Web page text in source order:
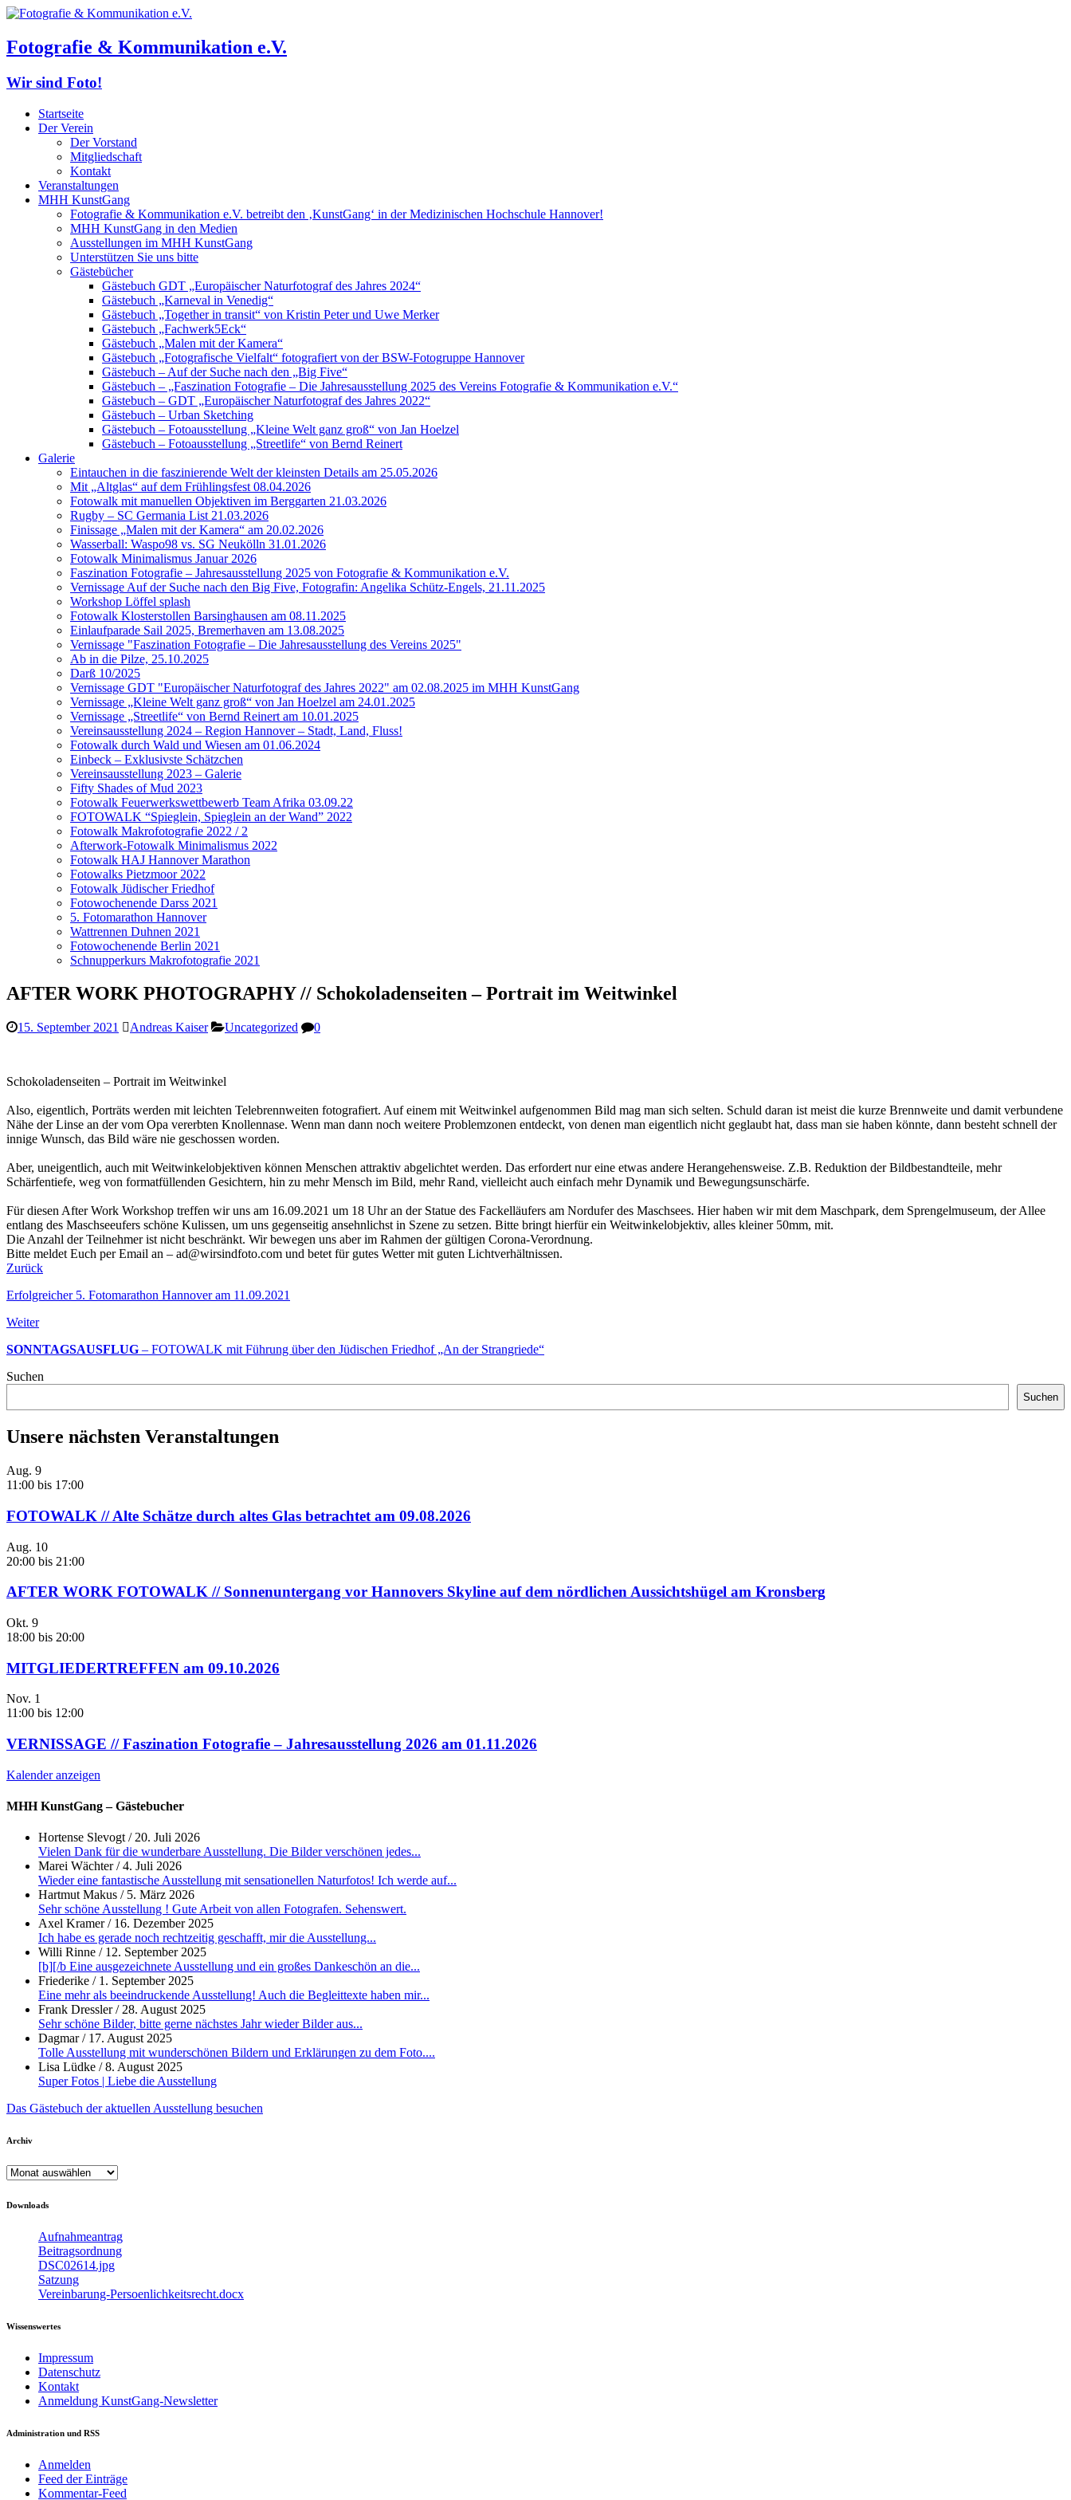
Fotografie & Kommunikation e.V.
Wir sind Foto!
Startseite
Der Verein
Der Vorstand
Mitgliedschaft
Kontakt
Veranstaltungen
MHH KunstGang
Fotografie & Kommunikation e.V. betreibt den ‚KunstGang‘ in der Medizinischen Hochschule Hannover!
MHH KunstGang in den Medien
Ausstellungen im MHH KunstGang
Unterstützen Sie uns bitte
Gästebücher
Gästebuch GDT „Europäischer Naturfotograf des Jahres 2024“
Gästebuch „Karneval in Venedig“
Gästebuch „Together in transit“ von Kristin Peter und Uwe Merker
Gästebuch „Fachwerk5Eck“
Gästebuch „Malen mit der Kamera“
Gästebuch „Fotografische Vielfalt“ fotografiert von der BSW-Fotogruppe Hannover
Gästebuch – Auf der Suche nach den „Big Five“
Gästebuch – „Faszination Fotografie – Die Jahresausstellung 2025 des Vereins Fotografie & Kommunikation e.V.“
Gästebuch – GDT „Europäischer Naturfotograf des Jahres 2022“
Gästebuch – Urban Sketching
Gästebuch – Fotoausstellung „Kleine Welt ganz groß“ von Jan Hoelzel
Gästebuch – Fotoausstellung „Streetlife“ von Bernd Reinert
Galerie
Eintauchen in die faszinierende Welt der kleinsten Details am 25.05.2026
Mit „Altglas“ auf dem Frühlingsfest 08.04.2026
Fotowalk mit manuellen Objektiven im Berggarten 21.03.2026
Rugby – SC Germania List 21.03.2026
Finissage „Malen mit der Kamera“ am 20.02.2026
Wasserball: Waspo98 vs. SG Neukölln 31.01.2026
Fotowalk Minimalismus Januar 2026
Faszination Fotografie – Jahresausstellung 2025 von Fotografie & Kommunikation e.V.
Vernissage Auf der Suche nach den Big Five, Fotografin: Angelika Schütz-Engels, 21.11.2025
Workshop Löffel splash
Fotowalk Klosterstollen Barsinghausen am 08.11.2025
Einlaufparade Sail 2025, Bremerhaven am 13.08.2025
Vernissage "Faszination Fotografie – Die Jahresausstellung des Vereins 2025"
Ab in die Pilze, 25.10.2025
Darß 10/2025
Vernissage GDT "Europäischer Naturfotograf des Jahres 2022" am 02.08.2025 im MHH KunstGang
Vernissage „Kleine Welt ganz groß“ von Jan Hoelzel am 24.01.2025
Vernissage „Streetlife“ von Bernd Reinert am 10.01.2025
Vereinsausstellung 2024 – Region Hannover – Stadt, Land, Fluss!
Fotowalk durch Wald und Wiesen am 01.06.2024
Einbeck – Exklusivste Schätzchen
Vereinsausstellung 2023 – Galerie
Fifty Shades of Mud 2023
Fotowalk Feuerwerkswettbewerb Team Afrika 03.09.22
FOTOWALK “Spieglein, Spieglein an der Wand” 2022
Fotowalk Makrofotografie 2022 / 2
Afterwork-Fotowalk Minimalismus 2022
Fotowalk HAJ Hannover Marathon
Fotowalks Pietzmoor 2022
Fotowalk Jüdischer Friedhof
Fotowochenende Darss 2021
5. Fotomarathon Hannover
Wattrennen Duhnen 2021
Fotowochenende Berlin 2021
Schnupperkurs Makrofotografie 2021
AFTER WORK PHOTOGRAPHY // Schokoladenseiten – Portrait im Weitwinkel
15. September 2021 Andreas Kaiser Uncategorized 0
Schokoladenseiten – Portrait im Weitwinkel
Also, eigentlich, Porträts werden mit leichten Telebrennweiten fotografiert. Auf einem mit Weitwinkel aufgenommen Bild mag man sich selten. Schuld daran ist meist die kurze Brennweite und damit verbundene
Nähe der Linse an der vom Opa vererbten Knollennase. Wenn man dann noch weitere Problemzonen entdeckt, von denen man eigentlich nicht geglaubt hat, dass man sie haben könnte, dann besteht schnell der
innige Wunsch, das Bild wäre nie geschossen worden.
Aber, uneigentlich, auch mit Weitwinkelobjektiven können Menschen attraktiv abgelichtet werden. Das erfordert nur eine etwas andere Herangehensweise. Z.B. Reduktion der Bildbestandteile, mehr
Schärfentiefe, weg von formatfüllenden Gesichtern, hin zu mehr Mensch im Bild, mehr Rand, vielleicht auch einfach mehr Dynamik und Bewegungsunschärfe.
Für diesen After Work Workshop treffen wir uns am 16.09.2021 um 18 Uhr an der Statue des Fackelläufers am Nordufer des Maschsees. Hier haben wir mit dem Maschpark, dem Sprengelmuseum, der Allee
entlang des Maschseeufers schöne Kulissen, um uns gegenseitig ansehnlichst in Szene zu setzen. Bitte bringt hierfür ein Weitwinkelobjektiv, alles kleiner 50mm, mit.
Die Anzahl der Teilnehmer ist nicht beschränkt. Wir bewegen uns aber im Rahmen der gültigen Corona-Verordnung.
Bitte meldet Euch per Email an – ad@wirsindfoto.com und betet für gutes Wetter mit guten Lichtverhältnissen.
Zurück
Erfolgreicher 5. Fotomarathon Hannover am 11.09.2021
Weiter
SONNTAGSAUSFLUG – FOTOWALK mit Führung über den Jüdischen Friedhof „An der Strangriede“
Suchen
Suchen
Unsere nächsten Veranstaltungen
Aug. 9
11:00 bis 17:00
FOTOWALK // Alte Schätze durch altes Glas betrachtet am 09.08.2026
Aug. 10
20:00 bis 21:00
AFTER WORK FOTOWALK // Sonnenuntergang vor Hannovers Skyline auf dem nördlichen Aussichtshügel am Kronsberg
Okt. 9
18:00 bis 20:00
MITGLIEDERTREFFEN am 09.10.2026
Nov. 1
11:00 bis 12:00
VERNISSAGE // Faszination Fotografie – Jahresausstellung 2026 am 01.11.2026
Kalender anzeigen
MHH KunstGang – Gästebucher
Hortense Slevogt/20. Juli 2026
Vielen Dank für die wunderbare Ausstellung. Die Bilder verschönen jedes...
Marei Wächter/4. Juli 2026
Wieder eine fantastische Ausstellung mit sensationellen Naturfotos! Ich werde auf...
Hartmut Makus / 5. März 2026
Sehr schöne Ausstellung ! Gute Arbeit von allen Fotografen. Sehenswert.
Axel Kramer/ 16. Dezember 2025
Ich habe es gerade noch rechtzeitig geschafft, mir die Ausstellung...
Willi Rinne / 12. September 2025
[b][/b Eine ausgezeichnete Ausstellung und ein großes Dankeschön an die...
Friederike / 1. September 2025
Eine mehr als beeindruckende Ausstellung! Auch die Begleittexte haben mir...
Frank Dressler/28. August 2025
Sehr schöne Bilder, bitte gerne nächstes Jahr wieder Bilder aus...
Dagmar/ 17. August 2025
Tolle Ausstellung mit wunderschönen Bildern und Erklärungen zu dem Foto....
Lisa Lüdke /8. August 2025
Super Fotos | Liebe die Ausstellung
Das Gästebuch der aktuellen Ausstellung besuchen
Archiv
Archiv
Downloads
Aufnahmeantrag
Beitragsordnung
DSC02614.jpg
Satzung
Vereinbarung-Persoenlichkeitsrecht.docx
Wissenswertes
Impressum
Datenschutz
Kontakt
Anmeldung KunstGang-Newsletter
Administration und RSS
Anmelden
Feed der Einträge
Kommentar-Feed